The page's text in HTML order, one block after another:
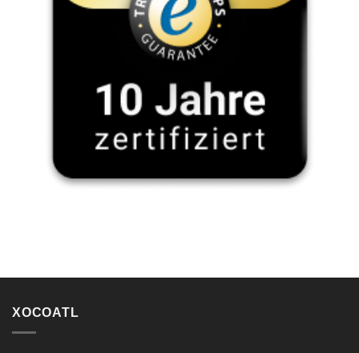
XOCOATL